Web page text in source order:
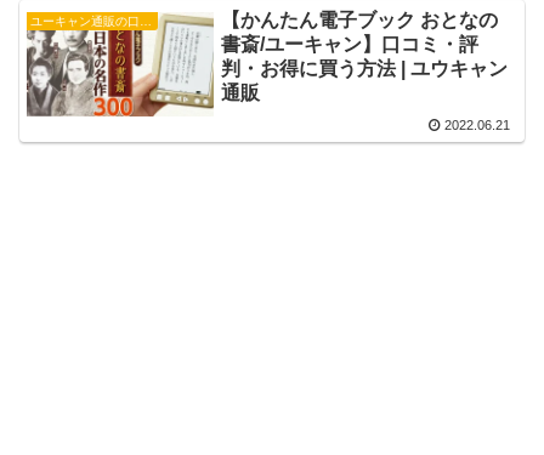
【かんたん電子ブック おとなの
書斎/ユーキャン】口コミ・評
判・お得に買う方法 | ユウキャン
通販
2022.06.21